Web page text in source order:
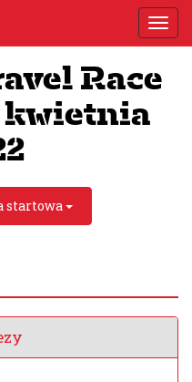
Race
kwietnia
startowa